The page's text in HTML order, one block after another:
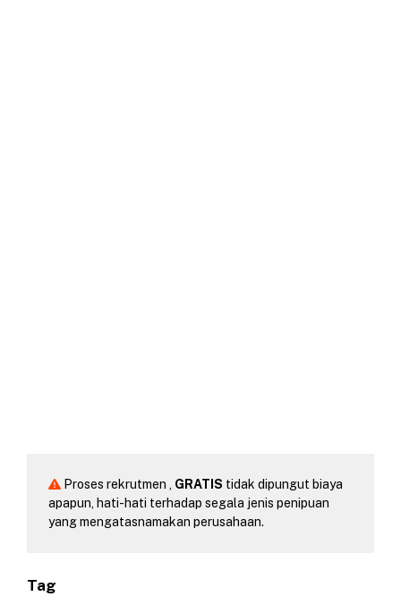
Proses rekrutmen , GRATIS tidak dipungut biaya
apapun, hati-hati terhadap segala jenis penipuan
yang mengatasnamakan perusahaan.
Tag